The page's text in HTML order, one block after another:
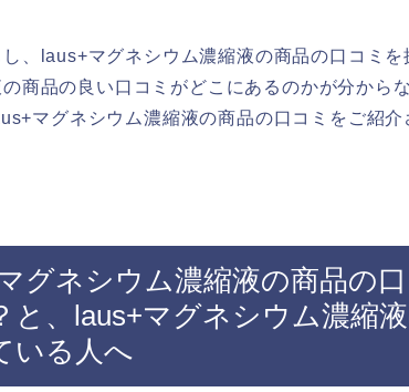
、laus+マグネシウム濃縮液の商品の口コミ
商品の良い口コミがどこにあるのかが分から
マグネシウム濃縮液の商品の口コミをご紹介
グネシウム濃縮液の商品の
と、laus+マグネシウム濃縮
いる人へ